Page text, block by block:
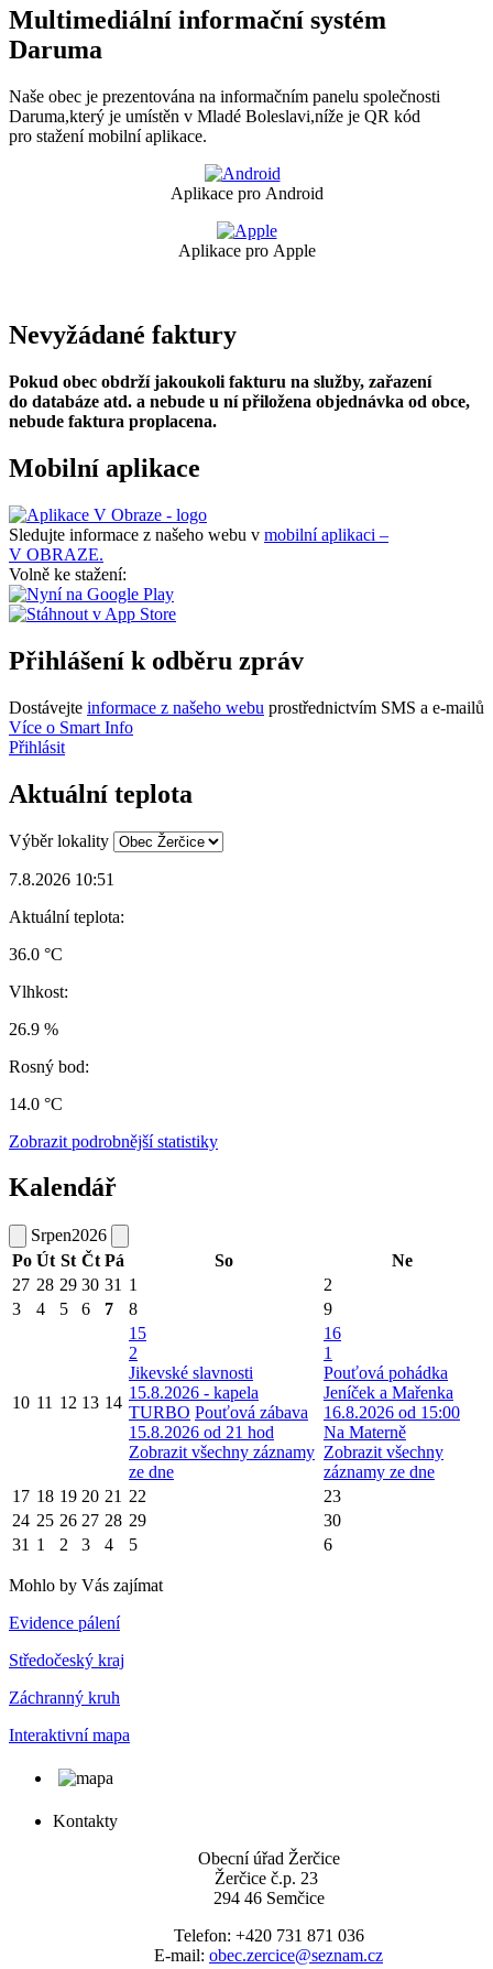
Multimediální informační systém
Daruma
Naše obec je prezentována na informačním panelu společnosti
Daruma,který je umístěn v Mladé Boleslavi,níže je QR kód
pro stažení mobilní aplikace.
Aplikace pro Android
Aplikace pro Apple
Nevyžádané faktury
Pokud obec obdrží jakoukoli fakturu na služby, zařazení
do databáze atd. a nebude u ní přiložena objednávka od obce,
nebude faktura proplacena.
Mobilní aplikace
Sledujte informace z našeho webu v mobilní aplikaci –
V OBRAZE.
Volně ke stažení:
Přihlášení k odběru zpráv
Dostávejte informace z našeho webu prostřednictvím SMS a e-mailů
Více o Smart Info
Přihlásit
Aktuální teplota
Výběr lokality
7.8.2026 10:51
Aktuální teplota:
36.0 °C
Vlhkost:
26.9 %
Rosný bod:
14.0 °C
Zobrazit podrobnější statistiky
Kalendář
Srpen2026
Po Út St Čt Pá So
Ne
27 28 29 30 31 1
2
3
4 5 6 7 8 9
10 11 12 13 14
15
2
Jikevské slavnosti
15.8.2026 - kapela
TURBO Pouťová zábava
15.8.2026 od 21 hod
Zobrazit všechny záznamy
ze dne
16
1
Pouťová pohádka
Jeníček a Mařenka
16.8.2026 od 15:00
Na Materně
Zobrazit všechny
záznamy ze dne
17 18 19 20 21 22
23
24 25 26 27 28 29
30
31 1 2 3 4 5 6
Mohlo by Vás zajímat
Evidence pálení
Středočeský kraj
Záchranný kruh
Interaktivní mapa
Kontakty
Obecní úřad Žerčice
Žerčice č.p. 23
294 46 Semčice
Telefon: +420 731 871 036
E-mail: obec.zercice@seznam.cz